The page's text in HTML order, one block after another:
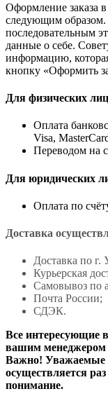
Оформление заказа
следующим образом.
последовательным
данные о себе.
информацию,
кнопку «Оформить
Для физических
Оплата
Visa,
Переводом на
Для юридических
Оплата по
Доставка
Доставка по г.
Курьерская
Самовывоз по
Почта России;
СДЭК.
Все интересующие
вашим менеджером
Важно! Уважаемые
осуществляется
понимание.